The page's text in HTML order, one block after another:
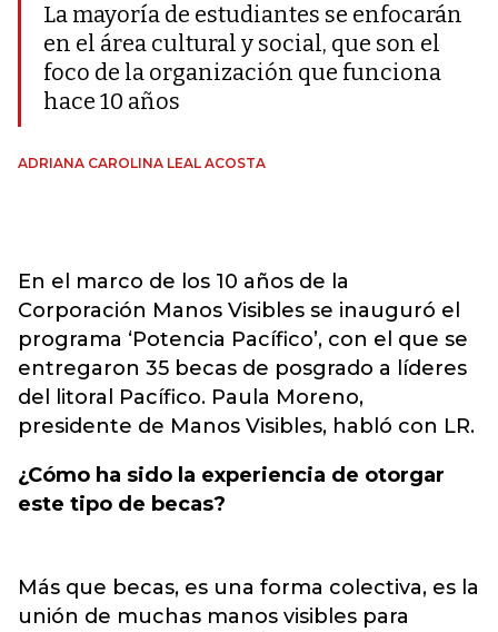
La mayoría de estudiantes se enfocarán
en el área cultural y social, que son el
foco de la organización que funciona
hace 10 años
ADRIANA CAROLINA LEAL ACOSTA
En el marco de los 10 años de la
Corporación Manos Visibles se inauguró el
programa ‘Potencia Pacífico’, con el que se
entregaron 35 becas de posgrado a líderes
del litoral Pacífico. Paula Moreno,
presidente de Manos Visibles, habló con LR.
¿Cómo ha sido la experiencia de otorgar
este tipo de becas?
Más que becas, es una forma colectiva, es la
unión de muchas manos visibles para